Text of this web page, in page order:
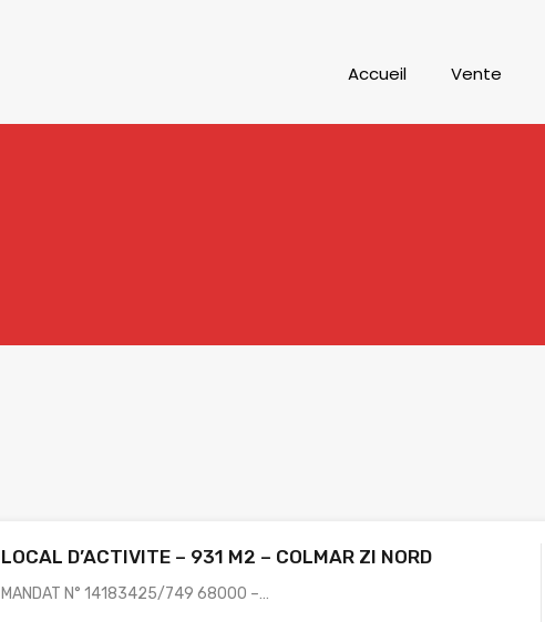
Accueil Vente
LOCAL D’ACTIVITE – 931 M2 – COLMAR ZI NORD
MANDAT N° 14183425/749 68000 –…